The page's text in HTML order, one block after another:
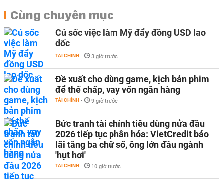
Cùng chuyên mục
Cú sốc việc làm Mỹ đẩy đồng USD lao
dốc
TÀI CHÍNH - 3 giờ trước
Đề xuất cho dùng game, kịch bản phim
để thế chấp, vay vốn ngân hàng
TÀI CHÍNH - 9 giờ trước
Bức tranh tài chính tiêu dùng nửa đầu
2026 tiếp tục phân hóa: VietCredit báo
lãi tăng ba chữ số, ông lớn đầu ngành
'hụt hơi'
TÀI CHÍNH - 10 giờ trước